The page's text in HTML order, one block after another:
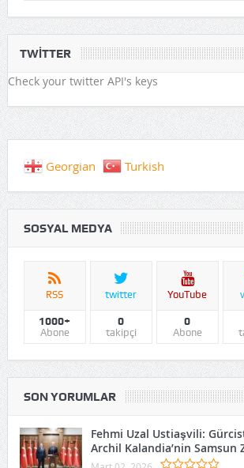
TWITTER
Check your twitter API's keys
Georgian Turkish
SOSYAL MEDYA
RSS
1000+
Abone
twitter
0
takipçi
YouTube
0
Abone
SON YORUMLAR
Fehmi Uzal Ustiaşvili:
Archil Kalandia’nin Samsun